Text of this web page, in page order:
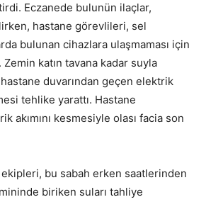
Eczanede bulunün ilaçlar,
hastane görevlileri, sel
bulunan cihazlara ulaşmaması için
katın tavana kadar suyla
duvarından geçen elektrik
tehlike yarattı. Hastane
akımını kesmesiyle olası facia son
bu sabah erken saatlerinden
biriken suları tahliye